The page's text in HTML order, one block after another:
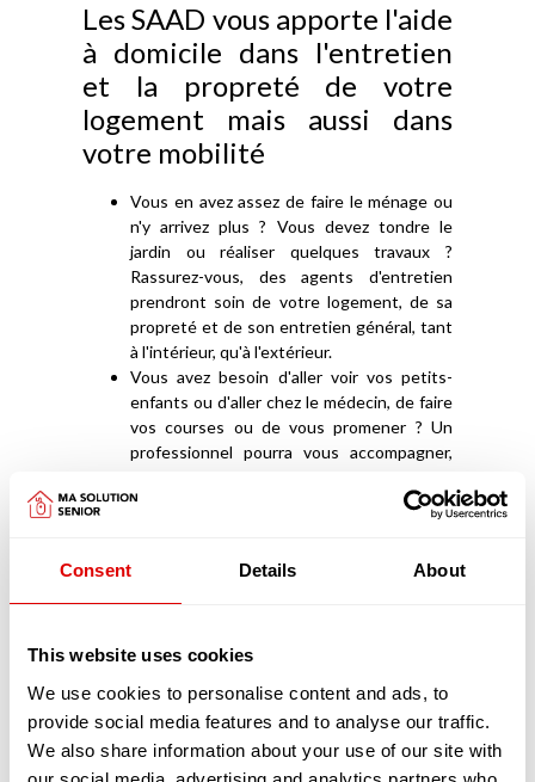
Consent Details About
This website uses cookies
We use cookies to personalise content and ads, to
provide social media features and to analyse our traffic.
We also share information about your use of our site with
Les SAAD vous apporte l'aide
à domicile dans l'entretien
et la propreté de votre
logement mais aussi dans
votre mobilité
Vous en avez assez de faire le ménage ou
n'y arrivez plus ? Vous devez tondre le
jardin ou réaliser quelques travaux ?
Rassurez-vous, des agents d'entretien
prendront soin de votre logement, de sa
propreté et de son entretien général, tant
à l'intérieur, qu'à l'extérieur.
Vous avez besoin d'aller voir vos petits-
enfants ou d'aller chez le médecin, de faire
vos courses ou de vous promener ? Un
professionnel pourra vous accompagner,
dehors de votre domicile.
chuter ? Certains professionnels offrent
une prestation de téléassistance et de
Vous souhaitez que quelqu'un vous
voire vous aide à manger ? Pas de panique,
les structures d'aide à domicile ce chargent
de tout ! Parfois elles vous livrent même
des repas chez vous.